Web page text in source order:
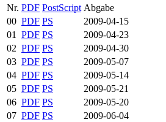
Nr. PDF PostScript Abgabe
00 PDF PS
2009-04-15
01
PDF PS
2009-04-23
02 PDF PS
2009-04-30
03 PDF PS
2009-05-07
04 PDF PS
2009-05-14
05 PDF PS
2009-05-21
06 PDF PS
2009-05-20
07 PDF PS
2009-06-04